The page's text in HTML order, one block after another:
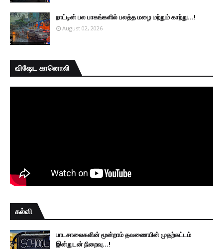
நாட்டின் பல பாகங்களில் பலத்த மழை மற்றும் காற்று...!
August 02, 2026
விஷேட கானொலி
கல்வி
பாடசாலைகளின் மூன்றாம் தவணையின் முதற்கட்டம்
இன்றுடன் நிறைவு...!